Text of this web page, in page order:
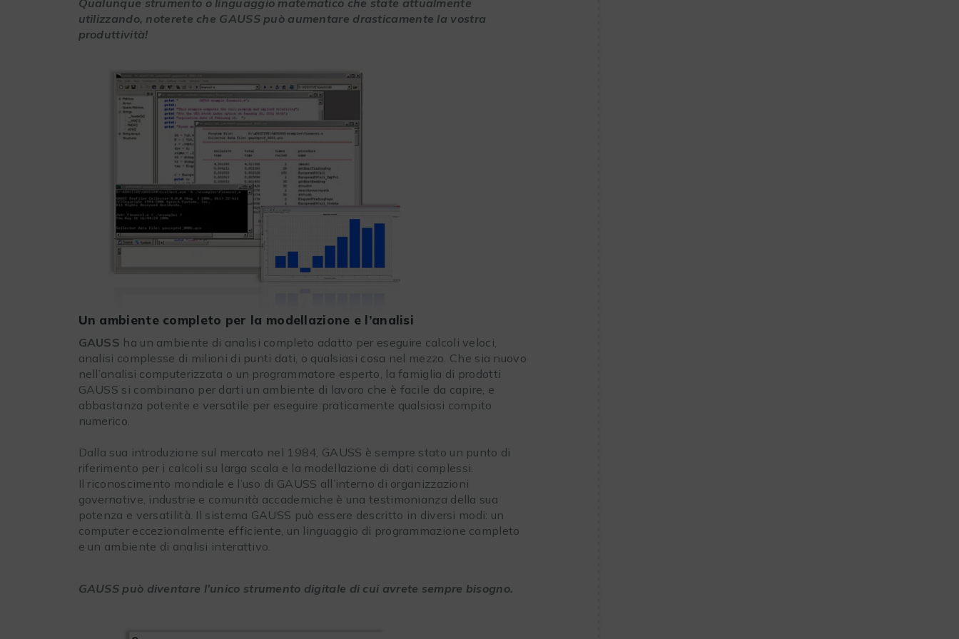
utilizzando, noterete che GAUSS può aumentare drasticamente la vostra
produttività!
Un ambiente completo per la modellazione e l’analisi
GAUSS ha un ambiente di analisi completo adatto per eseguire calcoli veloci,
analisi complesse di milioni di punti dati, o qualsiasi cosa nel mezzo. Che sia nuovo
nell’analisi computerizzata o un programmatore esperto, la famiglia di prodotti
GAUSS si combinano per darti un ambiente di lavoro che è facile da capire, e
abbastanza potente e versatile per eseguire praticamente qualsiasi compito
numerico.
Dalla sua introduzione sul mercato nel 1984, GAUSS è sempre stato un punto di
riferimento per i calcoli su larga scala e la modellazione di dati complessi.
Il riconoscimento mondiale e l’uso di GAUSS all’interno di organizzazioni
governative, industrie e comunità accademiche è una testimonianza della sua
potenza e versatilità. Il sistema GAUSS può essere descritto in diversi modi: un
computer eccezionalmente efficiente, un linguaggio di programmazione completo
e un ambiente di analisi interattivo.
GAUSS può diventare l’unico strumento digitale di cui avrete sempre bisogno.